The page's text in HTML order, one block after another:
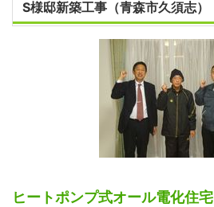
S様邸新築工事（青森市久須志）
ヒートポンプ式オール電化住宅